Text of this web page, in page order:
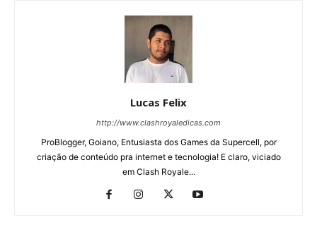
Lucas Felix
http://www.clashroyaledicas.com
ProBlogger, Goiano, Entusiasta dos Games da Supercell, por
criação de conteúdo pra internet e tecnologia! E claro, viciado
em Clash Royale...